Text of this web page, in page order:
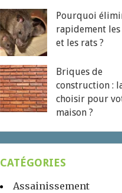
Pourquoi
rapidement
et les rats ?
Briques de
construction :
choisir pour
maison ?
CATÉGORIES
Assainissement